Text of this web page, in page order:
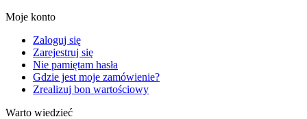
Moje konto
Zaloguj się
Zarejestruj się
Nie pamiętam hasła
Gdzie jest moje zamówienie?
Zrealizuj bon wartościowy
Warto wiedzieć